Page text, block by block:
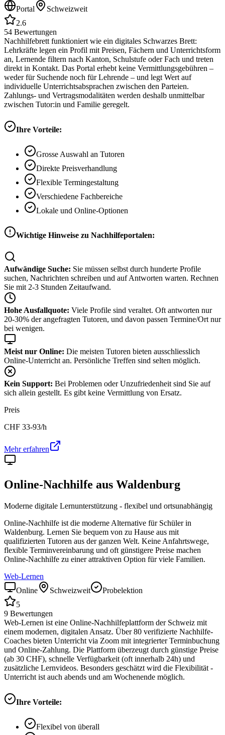
Portal
Schweizweit
2.6
54 Bewertungen
Nachhilfebrett funktioniert wie ein digitales Schwarzes Brett:
Lehrkräfte legen ein Profil mit Preisen, Fächern und Unterrichtsform
an, Lernende filtern nach Kanton, Schulstufe oder Fach und treten
direkt in Kontakt. Das Portal erhebt keine Vermittlungsgebühren –
weder für Suchende noch für Lehrende – und legt Wert auf
individuelle Unterrichtsabsprachen zwischen den Parteien.
Zahlungs- und Vertragsmodalitäten werden deshalb unmittelbar
zwischen Tutor:in und Familie geregelt.
Ihre Vorteile:
Grosse Auswahl an Tutoren
Direkte Preisverhandlung
Flexible Termingestaltung
Verschiedene Fachbereiche
Lokale und Online-Optionen
Wichtige Hinweise zu Nachhilfeportalen:
Aufwändige Suche: Sie müssen selbst durch hunderte Profile
suchen, Nachrichten schreiben und auf Antworten warten. Rechnen
Sie mit 2-3 Stunden Zeitaufwand.
Hohe Ausfallquote: Viele Profile sind veraltet. Oft antworten nur
20-30% der angefragten Tutoren, und davon passen Termine/Ort nur
bei wenigen.
Meist nur Online: Die meisten Tutoren bieten ausschliesslich
Online-Unterricht an. Persönliche Treffen sind selten möglich.
Kein Support: Bei Problemen oder Unzufriedenheit sind Sie auf
sich allein gestellt. Es gibt keine Vermittlung von Ersatz.
Preis
CHF 33-93/h
Mehr erfahren
Online-Nachhilfe aus Waldenburg
Moderne digitale Lernunterstützung - flexibel und ortsunabhängig
Online-Nachhilfe ist die moderne Alternative für Schüler in
Waldenburg. Lernen Sie bequem von zu Hause aus mit
qualifizierten Tutoren aus der ganzen Welt. Keine Anfahrtswege,
flexible Terminvereinbarung und oft günstigere Preise machen
Online-Nachhilfe zu einer attraktiven Option für viele Familien.
Web-Lernen
Online
Schweizweit
Probelektion
5
9 Bewertungen
Web-Lernen ist eine Online-Nachhilfeplattform der Schweiz mit
einem modernen, digitalen Ansatz. Über 80 verifizierte Nachhilfe-
Coaches bieten Unterricht via Zoom mit integrierter Terminbuchung
und Online-Zahlung. Die Plattform überzeugt durch günstige Preise
(ab 30 CHF), schnelle Verfügbarkeit (oft innerhalb 24h) und
zusätzliche Lernvideos. Besonders geschätzt wird die Flexibilität -
Unterricht ist auch abends und am Wochenende möglich.
Ihre Vorteile:
Flexibel von überall